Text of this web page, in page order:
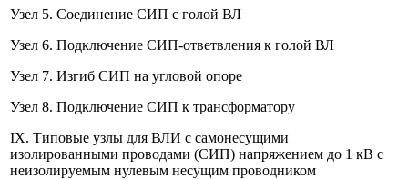
Узел 5. Соединение СИП с голой ВЛ
Узел 6. Подключение СИП-ответвления к голой ВЛ
Узел 7. Изгиб СИП на угловой опоре
Узел 8. Подключение СИП к трансформатору
IX. Типовые узлы для ВЛИ с самонесущими
изолированными проводами (СИП) напряжением до 1 кВ с
неизолируемым нулевым несущим проводником